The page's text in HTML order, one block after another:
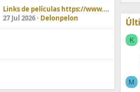
Links de películas https://www.streamex.net/ https://streamxtv.tech/ https://streamex.sh/
27 Jul 2026
Delonpelon
K
M